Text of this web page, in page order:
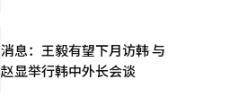
消息：王毅有望下月访韩 与
赵显举行韩中外长会谈